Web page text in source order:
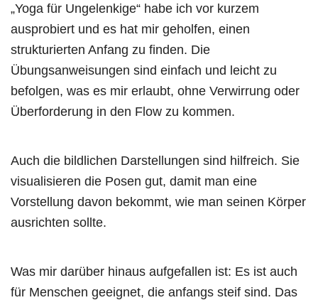
„Yoga für Ungelenkige“ habe ich vor kurzem
ausprobiert und es hat mir geholfen, einen
strukturierten Anfang zu finden. Die
Übungsanweisungen sind einfach und leicht zu
befolgen, was es mir erlaubt, ohne Verwirrung oder
Überforderung in den Flow zu kommen.
Auch die bildlichen Darstellungen sind hilfreich. Sie
visualisieren die Posen gut, damit man eine
Vorstellung davon bekommt, wie man seinen Körper
ausrichten sollte.
Was mir darüber hinaus aufgefallen ist: Es ist auch
für Menschen geeignet, die anfangs steif sind. Das